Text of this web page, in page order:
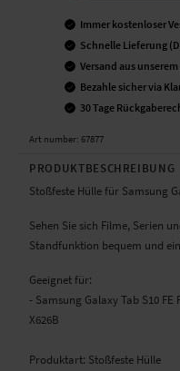
Immer kostenloser
Schnelle Lieferung
Versand aus
Bezahle sicher via
30 Tage
Art number: 67877
PRODUKTBESCHREIBUNG
Stoßfeste Hülle für Samsung
Sehen Sie sich Filme, Serien
Standfunktion bequem und
Geeignet für:
- Samsung Galaxy Tab S10 FE
X626B
Produktart: Stoßfeste Hülle